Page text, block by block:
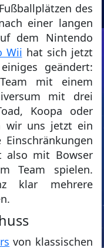
des
einer langen
dem Nintendo
Wii hat sich jetzt
geändert:
mit einem
mit drei
Koopa oder
wir uns jetzt ein
also mit Bowser
Team spielen.
klar mehrere
von klassischen